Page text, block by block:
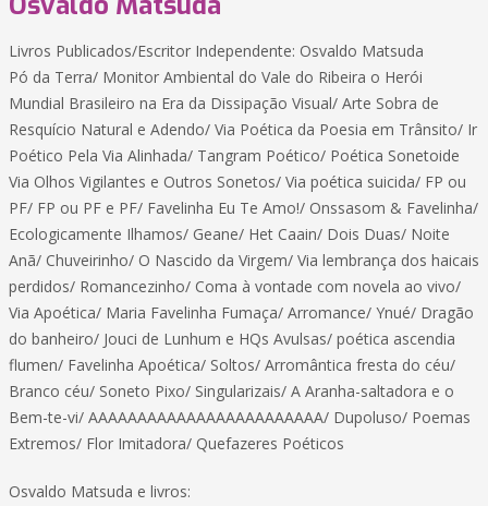
Livros Publicados/Escritor Independente: Osvaldo Matsuda
Pó da Terra/ Monitor Ambiental do Vale do Ribeira o Herói
Mundial Brasileiro na Era da Dissipação Visual/ Arte Sobra de
Resquício Natural e Adendo/ Via Poética da Poesia em Trânsito/ Ir
Poético Pela Via Alinhada/ Tangram Poético/ Poética Sonetoide
Via Olhos Vigilantes e Outros Sonetos/ Via poética suicida/ FP ou
PF/ FP ou PF e PF/ Favelinha Eu Te Amo!/ Onssasom & Favelinha/
Ecologicamente Ilhamos/ Geane/ Het Caain/ Dois Duas/ Noite
Anã/ Chuveirinho/ O Nascido da Virgem/ Via lembrança dos haicais
perdidos/ Romancezinho/ Coma à vontade com novela ao vivo/
Via Apoética/ Maria Favelinha Fumaça/ Arromance/ Ynué/ Dragão
do banheiro/ Jouci de Lunhum e HQs Avulsas/ poética ascendia
flumen/ Favelinha Apoética/ Soltos/ Arromântica fresta do céu/
Branco céu/ Soneto Pixo/ Singularizais/ A Aranha-saltadora e o
Bem-te-vi/ AAAAAAAAAAAAAAAAAAAAAAAA/ Dupoluso/ Poemas
Extremos/ Flor Imitadora/ Quefazeres Poéticos
Osvaldo Matsuda e livros: